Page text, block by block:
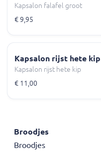
Kapsalon falafel groot
€ 9,95
Kapsalon rijst hete kip
Kapsalon rijst hete kip
€ 11,00
Broodjes
Broodjes